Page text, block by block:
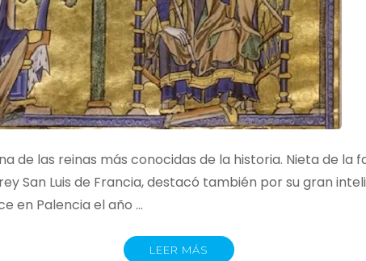
de las reinas más conocidas de la historia. Nieta de la
San Luis de Francia, destacó también por su gran
en Palencia el año …
LEER MÁS